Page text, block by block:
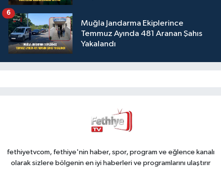
Muğla Jandarma Ekiplerince
Temmuz Ayında 481 Aranan Şahıs
Yakalandı
6
fethiyetvcom, fethiye'nin haber, spor, program ve eğlence kanalı
olarak sizlere bölgenin en iyi haberleri ve programlarını ulaştırır